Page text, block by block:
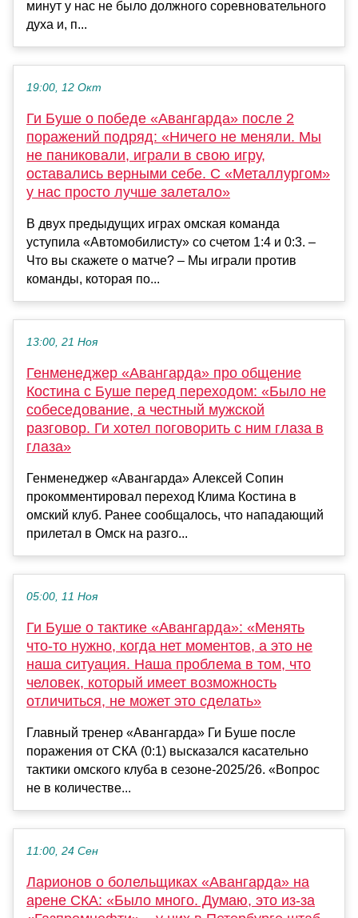
минут у нас не было должного соревновательного
духа и, п...
19:00, 12 Окт
Ги Буше о победе «Авангарда» после 2
поражений подряд: «Ничего не меняли. Мы
не паниковали, играли в свою игру,
оставались верными себе. С «Металлургом»
у нас просто лучше залетало»
В двух предыдущих играх омская команда
уступила «Автомобилисту» со счетом 1:4 и 0:3. –
Что вы скажете о матче? – Мы играли против
команды, которая по...
13:00, 21 Ноя
Генменеджер «Авангарда» про общение
Костина с Буше перед переходом: «Было не
собеседование, а честный мужской
разговор. Ги хотел поговорить с ним глаза в
глаза»
Генменеджер «Авангарда» Алексей Сопин
прокомментировал переход Клима Костина в
омский клуб. Ранее сообщалось, что нападающий
прилетал в Омск на разго...
05:00, 11 Ноя
Ги Буше о тактике «Авангарда»: «Менять
что-то нужно, когда нет моментов, а это не
наша ситуация. Наша проблема в том, что
человек, который имеет возможность
отличиться, не может это сделать»
Главный тренер «Авангарда» Ги Буше после
поражения от СКА (0:1) высказался касательно
тактики омского клуба в сезоне-2025/26. «Вопрос
не в количестве...
11:00, 24 Сен
Ларионов о болельщиках «Авангарда» на
арене СКА: «Было много. Думаю, это из-за